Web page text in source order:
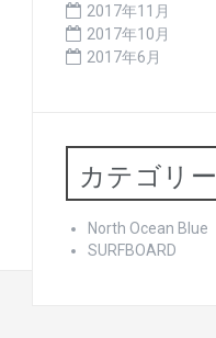
2017年11月
2017年10月
2017年6月
カテゴリー
North Ocean Blue
SURFBOARD